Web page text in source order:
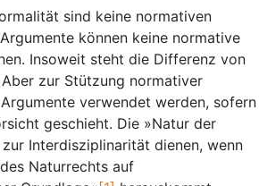
sind keine normativen
können keine normative
Insoweit steht die Differenz von
zur Stützung normativer
verwendet werden, sofern
geschieht. Die »Natur der
Interdisziplinarität dienen, wenn
Naturrechts auf